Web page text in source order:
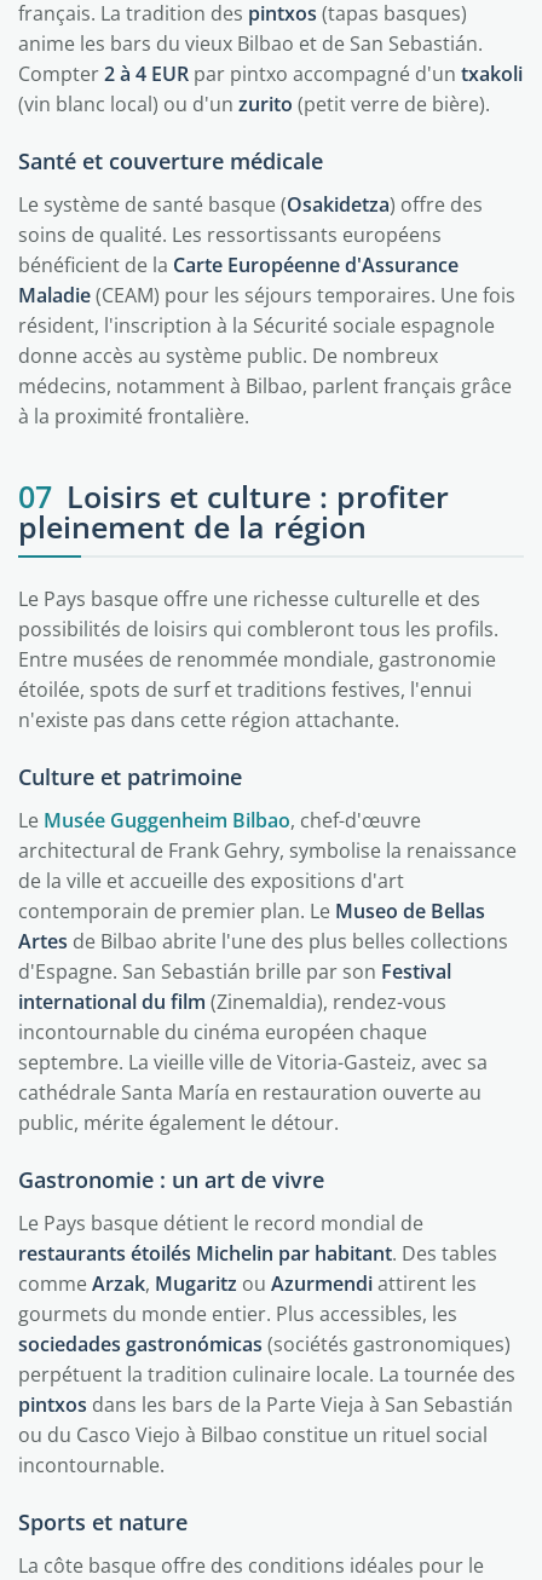
français. La tradition des pintxos (tapas basques)
anime les bars du vieux Bilbao et de San Sebastián.
Compter2 à 4 EUR par pintxo accompagné d'un txakoli
(vin blanc local) ou d'un zurito (petit verre de bière).
Santé et couverture médicale
Le système de santé basque (Osakidetza) offre des
soins de qualité. Les ressortissants européens
bénéficient de la Carte Européenne d'Assurance
Maladie(CEAM) pour les séjours temporaires. Une fois
résident, l'inscription à la Sécurité sociale espagnole
donne accès au système public. De nombreux
médecins, notamment à Bilbao, parlent français grâce
à la proximité frontalière.
07 Loisirs et culture : profiter
pleinement de la région
Le Pays basque offre une richesse culturelle et des
possibilités de loisirs qui combleront tous les profils.
Entre musées de renommée mondiale, gastronomie
étoilée, spots de surf et traditions festives, l'ennui
n'existe pas dans cette région attachante.
Culture et patrimoine
Le Musée Guggenheim Bilbao, chef-d'œuvre
architectural de Frank Gehry, symbolise la renaissance
de la ville et accueille des expositions d'art
contemporain de premier plan. Le Museo de Bellas
Artes de Bilbao abrite l'une des plus belles collections
d'Espagne. San Sebastián brille par son Festival
international du film (Zinemaldia), rendez-vous
incontournable du cinéma européen chaque
septembre. La vieille ville de Vitoria-Gasteiz, avec sa
cathédrale Santa María en restauration ouverte au
public, mérite également le détour.
Gastronomie : un art de vivre
Le Pays basque détient le record mondial de
restaurants étoilés Michelin par habitant. Des tables
commeArzak, Mugaritz ou Azurmendiattirent les
gourmets du monde entier. Plus accessibles, les
sociedades gastronómicas (sociétés gastronomiques)
perpétuent la tradition culinaire locale. La tournée des
pintxos dans les bars de la Parte Vieja à San Sebastián
ou du Casco Viejo à Bilbao constitue un rituel social
incontournable.
Sports et nature
La côte basque offre des conditions idéales pour le